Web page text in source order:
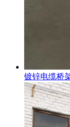
镀锌电缆桥